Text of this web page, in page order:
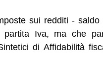
sui redditi -
Iva, ma che
di Affidabilità